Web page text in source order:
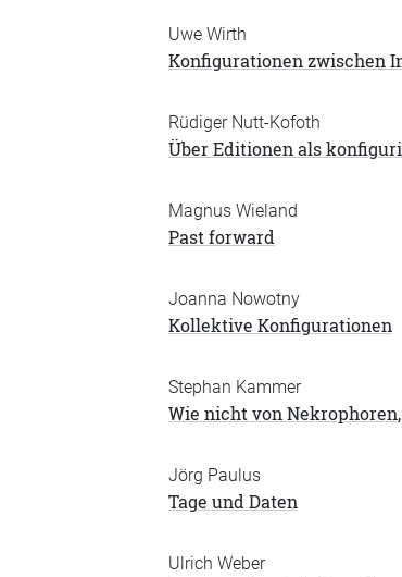
Uwe Wirth
Konfigurationen zwischen
Rüdiger Nutt-Kofoth
Über Editionen als
Magnus Wieland
Past forward
Joanna Nowotny
Kollektive Konfigurationen
Stephan Kammer
Wie nicht von
Jörg Paulus
Tage und Daten
Ulrich Weber